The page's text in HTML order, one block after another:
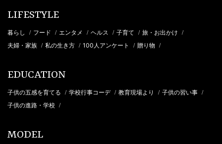
LIFESTYLE
暮らし / フード / エンタメ / ヘルス / 子育て / 旅・お出かけ /
夫婦・家族 / 私の生き方 / 100人アンケート / 贈り物 /
EDUCATION
子供の五感を育てる / 学校行事コーデ / 教育現場より / 子供の習い事 /
子供の進路・学校 /
MODEL